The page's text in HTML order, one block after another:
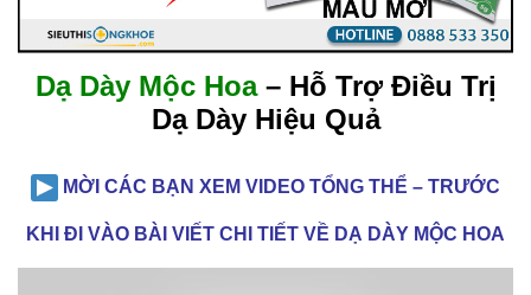
Dạ Dày Mộc Hoa– Hỗ Trợ Điều Trị
Dạ Dày Hiệu Quả
MỜI CÁC BẠN XEM VIDEO TỔNG THỂ – TRƯỚC
KHI ĐI VÀO BÀI VIẾT CHI TIẾT VỀ DẠ DÀY MỘC HOA